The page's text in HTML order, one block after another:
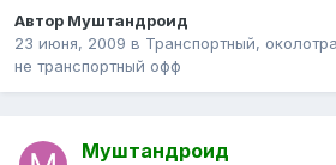
Автор Муштандроид
23 июня, 2009 в Транспортный,
не транспортный офф
Муштандроид